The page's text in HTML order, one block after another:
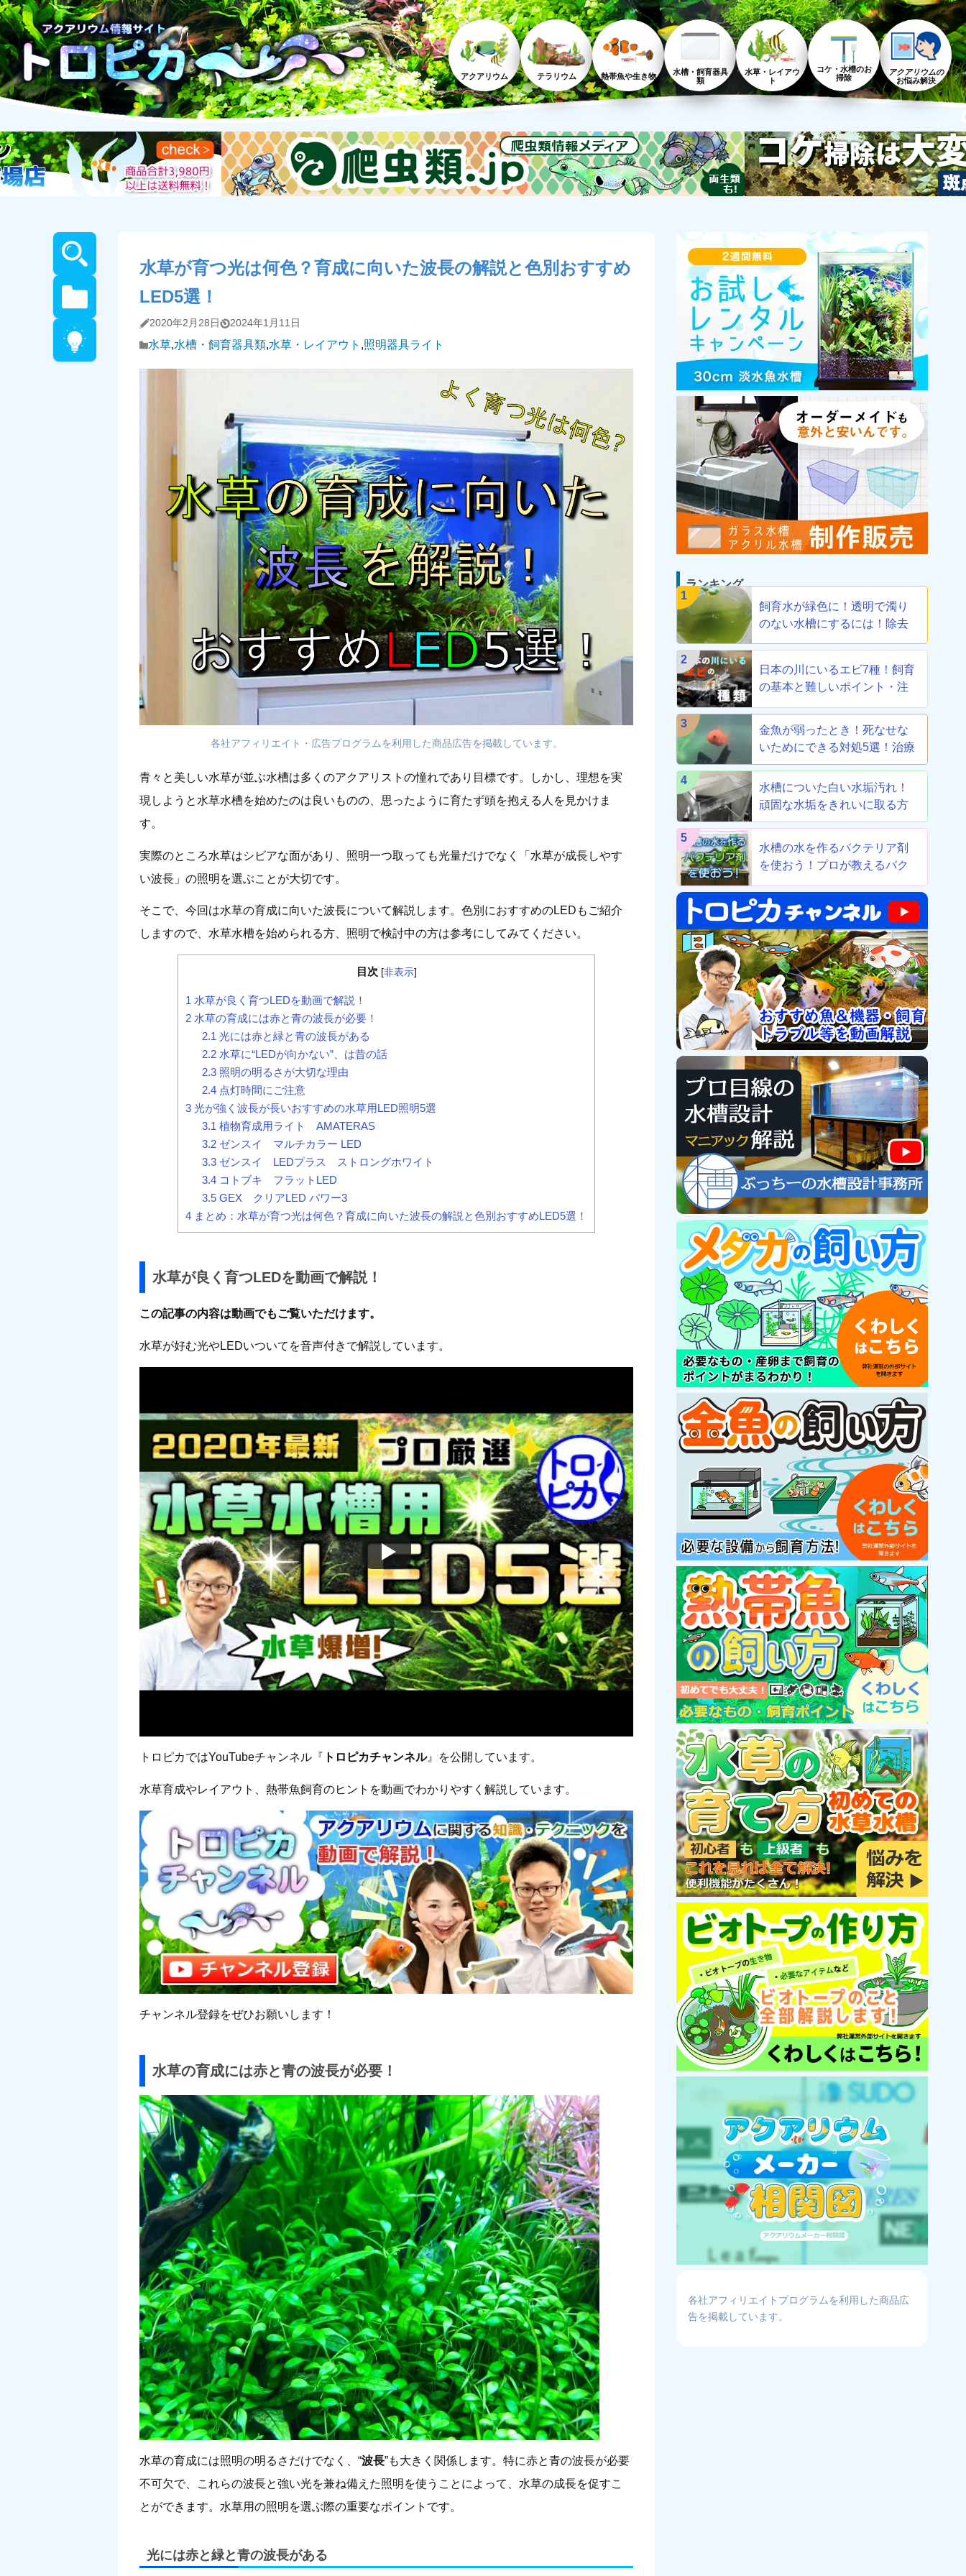
アクアリウム テラリウム 熱帯魚や生き物
水槽・飼育器具
類
水草・レイアウ
ト
コケ・水槽のお
掃除
アクアリウムの
お悩み解決
水草が育つ光は何色？育成に向いた波長の解説と色別おすすめ
LED5選！
2020年2月28日 2024年1月11日
水草,水槽・飼育器具類,水草・レイアウト ,照明器具ライト
各社アフィリエイト・広告プログラムを利用した商品広告を掲載しています。
青々と美しい水草が並ぶ水槽は多くのアクアリストの憧れであり目標です。しかし、理想を実
現しようと水草水槽を始めたのは良いものの、思ったように育たず頭を抱える人を見かけま
す。
実際のところ水草はシビアな面があり、照明一つ取っても光量だけでなく「水草が成長しやす
い波長」の照明を選ぶことが大切です。
そこで、今回は水草の育成に向いた波長について解説します。色別におすすめのLEDもご紹介
しますので、水草水槽を始められる方、照明で検討中の方は参考にしてみてください。
目次 [非表示]
1 水草が良く育つLEDを動画で解説！
2 水草の育成には赤と青の波長が必要！
2.1 光には赤と緑と青の波長がある
2.2水草に“LEDが向かない”、は昔の話
2.3照明の明るさが大切な理由
2.4点灯時間にご注意
3 光が強く波長が長いおすすめの水草用LED照明5選
3.1 植物育成用ライト AMATERAS
3.2ゼンスイ マルチカラー LED
3.3ゼンスイ LEDプラス ストロングホワイト
3.4コトブキ フラットLED
3.5GEX クリアLED パワー3
4 まとめ：水草が育つ光は何色？育成に向いた波長の解説と色別おすすめLED5選！
水草が良く育つLEDを動画で解説！
この記事の内容は動画でもご覧いただけます。
水草が好む光やLEDいついてを音声付きで解説しています。
トロピカではYouTubeチャンネル『 トロピカチャンネル』を公開しています。
水草育成やレイアウト、熱帯魚飼育のヒントを動画でわかりやすく解説しています。
チャンネル登録をぜひお願いします！
水草の育成には赤と青の波長が必要！
水草の育成には照明の明るさだけでなく、“波長”も大きく関係します。特に赤と青の波長が必要
不可欠で、これらの波長と強い光を兼ね備えた照明を使うことによって、水草の成長を促すこ
とができます。水草用の照明を選ぶ際の重要なポイントです。
光には赤と緑と青の波長がある
ランキング
1
飼育水が緑色に！透明で濁り
のない水槽にするには！除去
方法教えます
2
日本の川にいるエビ7種！飼育
の基本と難しいポイント・注
3
金魚が弱ったとき！死なせな
いためにできる対処5選！治療
から養生まで！
4
水槽についた白い水垢汚れ！
頑固な水垢をきれいに取る方
法！
5
水槽の水を作るバクテリア剤
を使おう！プロが教えるバク
各社アフィリエイトプログラムを利用した商品広
告を掲載しています。